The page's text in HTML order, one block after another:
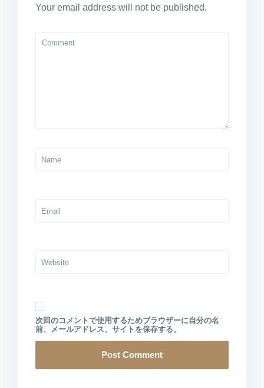
Your email address will not be published.
次回のコメントで使用するためブラウザーに自分の名
前、メールアドレス、サイトを保存する。